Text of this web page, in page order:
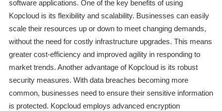
software applications. One of the key benefits of using
Kopcloud is its flexibility and scalability. Businesses can easily
scale their resources up or down to meet changing demands,
without the need for costly infrastructure upgrades. This means
greater cost-efficiency and improved agility in responding to
market trends. Another advantage of Kopcloud is its robust
security measures. With data breaches becoming more
common, businesses need to ensure their sensitive information
is protected. Kopcloud employs advanced encryption